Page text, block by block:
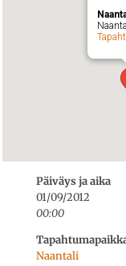
Päiväys ja aika
01/09/2012
00:00
Naantali